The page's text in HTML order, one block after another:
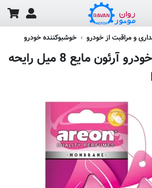
و مراقبت از خودرو خوشبوکننده خودرو
خوشبو کننده خودرو آرئون مایع 8 میل رایحه